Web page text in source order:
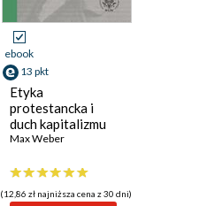
ebook
13 pkt
Etyka
protestancka i
duch kapitalizmu
Max Weber
(12,86 zł najniższa cena z 30 dni)